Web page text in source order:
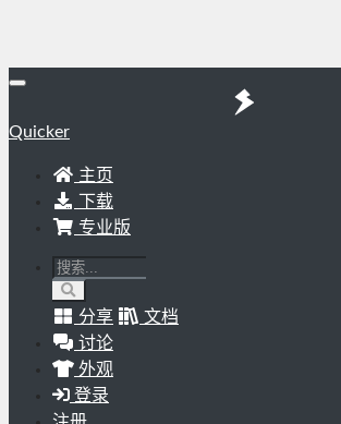
Quicker
主页
下载
专业版
分享
文档
讨论
外观
登录